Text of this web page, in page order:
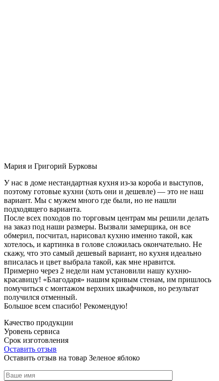
Мария и Григорий Бурковы
У нас в доме нестандартная кухня из-за короба и выступов,
поэтому готовые кухни (хоть они и дешевле) — это не наш
вариант. Мы с мужем много где были, но не нашли
подходящего варианта.
После всех походов по торговым центрам мы решили делать
на заказ под наши размеры. Вызвали замерщика, он все
обмерил, посчитал, нарисовал кухню именно такой, как
хотелось, и картинка в голове сложилась окончательно. Не
скажу, что это самый дешевый вариант, но кухня идеально
вписалась и цвет выбрала такой, как мне нравится.
Примерно через 2 недели нам установили нашу кухню-
красавицу! «Благодаря» нашим кривым стенам, им пришлось
помучиться с монтажом верхних шкафчиков, но результат
получился отменный.
Большое всем спасибо! Рекомендую!
Качество продукции
Уровень сервиса
Срок изготовления
Оставить отзыв
Оставить отзыв на товар Зеленое яблоко